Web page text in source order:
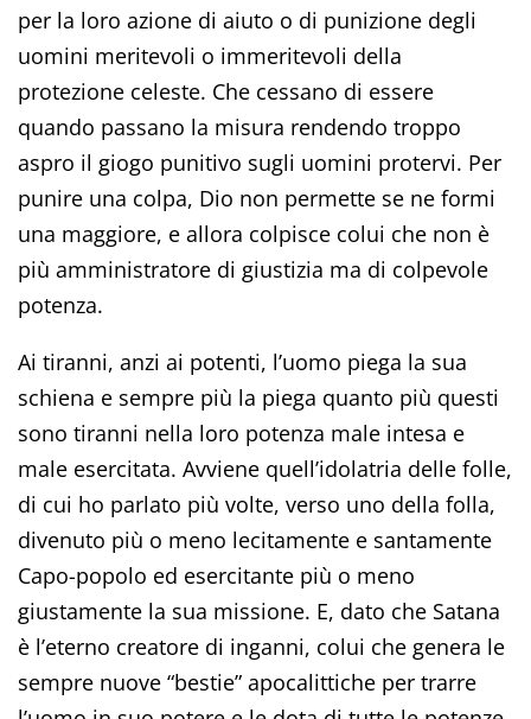
per la loro azione di aiuto o di punizione degli
uomini meritevoli o immeritevoli della
protezione celeste. Che cessano di essere
quando passano la misura rendendo troppo
aspro il giogo punitivo sugli uomini protervi. Per
punire una colpa, Dio non permette se ne formi
una maggiore, e allora colpisce colui che non è
più amministratore di giustizia ma di colpevole
potenza.
Ai tiranni, anzi ai potenti, l’uomo piega la sua
schiena e sempre più la piega quanto più questi
sono tiranni nella loro potenza male intesa e
male esercitata. Avviene quell’idolatria delle folle,
di cui ho parlato più volte, verso uno della folla,
divenuto più o meno lecitamente e santamente
Capo-popolo ed esercitante più o meno
giustamente la sua missione. E, dato che Satana
è l’eterno creatore di inganni, colui che genera le
sempre nuove “bestie” apocalittiche per trarre